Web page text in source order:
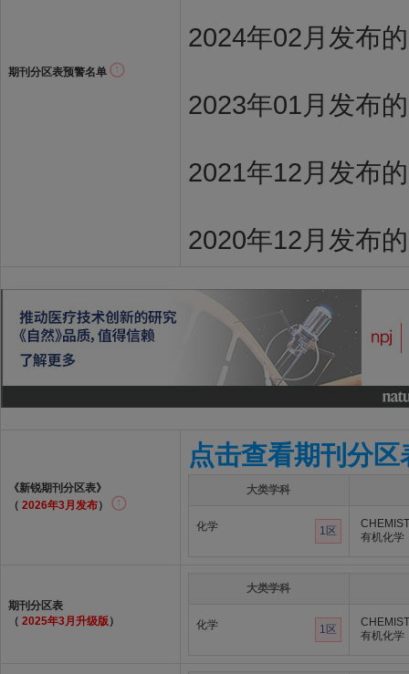
期刊分区表预警名单
2024年02月发布
2023年01月发布
2021年12月发布
2020年12月发布
《新锐期刊分区表》
（ 2026年3月发布）
点击查看期刊分区
大类学科
化学 1区
有机化学
期刊分区表
（ 2025年3月升级版 ）
大类学科
化学 1区
有机化学